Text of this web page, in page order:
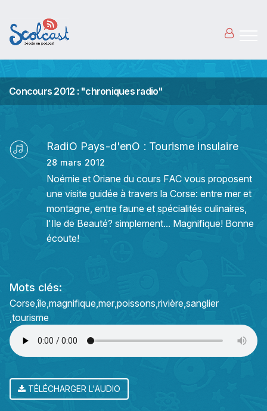
Concours 2012 : "chroniques radio"
RadiO Pays-d'enO : Tourisme insulaire
28 mars 2012
Noémie et Oriane du cours FAC vous proposent
une visite guidée à travers la Corse: entre mer et
montagne, entre faune et spécialités culinaires,
l'Ile de Beauté? simplement... Magnifique! Bonne
écoute!
Mots clés:
Corse île magnifique mer poissons rivière sanglier
tourisme
TÉLÉCHARGER L'AUDIO